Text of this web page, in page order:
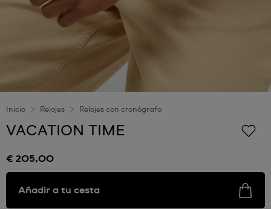
Inicio Relojes Relojes con cronógrafo
VACATION TIME
€ 205,00
Añadir a tu cesta